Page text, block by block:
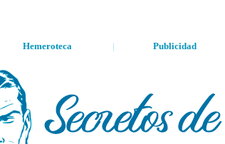
Hemeroteca | Publicidad